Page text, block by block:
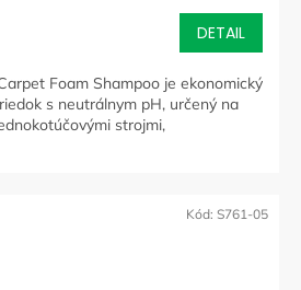
DETAIL
Foam Shampoo je ekonomický
s neutrálnym pH, určený na
strojmi,
Kód: S761-05